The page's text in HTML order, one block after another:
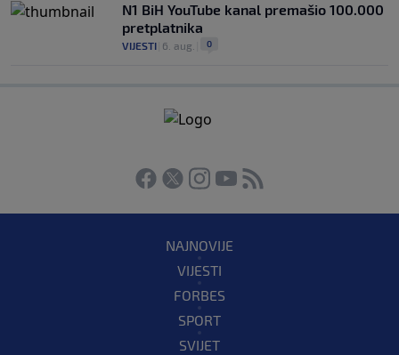
N1 BiH YouTube kanal premašio 100.000
pretplatnika
VIJESTI 6. aug. 0
NAJNOVIJE
VIJESTI
FORBES
SPORT
SVIJET